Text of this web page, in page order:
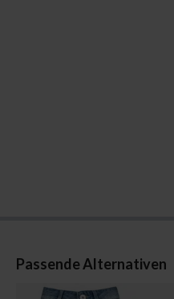
Passende Alternativen